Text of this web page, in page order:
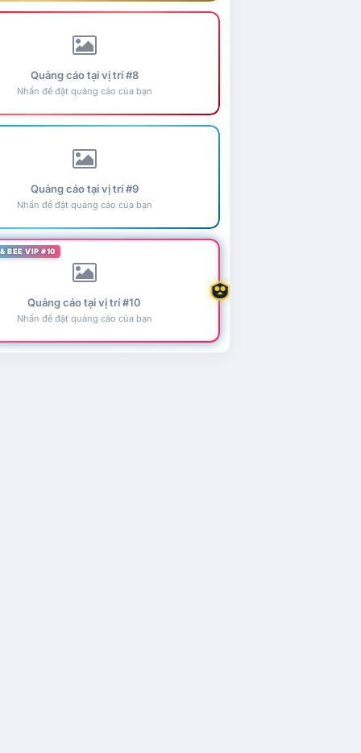
Quảng cáo tại vị trí #8
Nhấn để đặt quảng cáo của bạn
Quảng cáo tại vị trí #9
Nhấn để đặt quảng cáo của bạn
BEE VIP #10
Quảng cáo tại vị trí #10
Nhấn để đặt quảng cáo của bạn